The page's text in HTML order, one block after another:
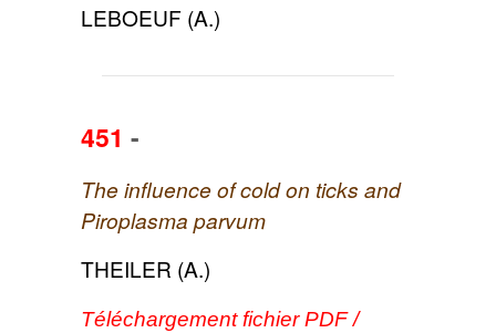
LEBOEUF (A.)
451 -
The influence of cold on ticks and
Piroplasma parvum
THEILER (A.)
Téléchargement fichier PDF /